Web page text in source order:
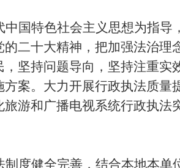
中国特色社会主义思想为指导
二十大精神，把加强法治理
坚持问题导向，坚持注重实
案。大力开展行政执法质量
游和广播电视系统行政执法
制度健全完善，结合本地本